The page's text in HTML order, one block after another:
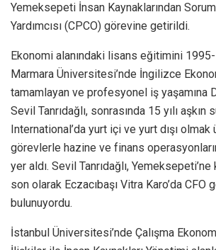
Yemeksepeti İnsan Kaynaklarından
Yardımcısı (CPCO) görevine getirildi.
Ekonomi alanındaki lisans eğitimini
Marmara Üniversitesi’nde İngilizce
tamamlayan ve profesyonel iş yaşamına
Sevil Tanrıdağlı, sonrasında 15 yılı
International’da yurt içi ve yurt dışı olmak
görevlerle hazine ve finans
yer aldı. Sevil Tanrıdağlı,
son olarak Eczacıbaşı Vitra Karo’da CFO
bulunuyordu.
İstanbul Üniversitesi’nde Çalışma